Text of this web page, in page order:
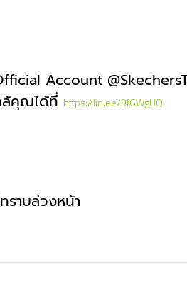
Account
ล้คุณได้ที่ https://lin.ee/9fGWgUQ
ราบล่วงหน้า